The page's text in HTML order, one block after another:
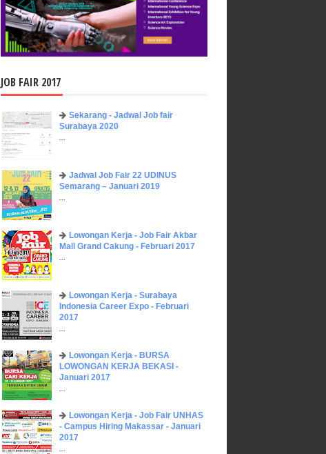
JOB FAIR 2017
Sekarang - Jadwal Job fair
Surabaya 2020
...
Jadwal Job Fair 22 UDINUS
Semarang – Januari 2019
...
Lowongan Kerja - Job Fair ​Akbar ​
Mall Grand Cakung - Februari 2017
...
Lowongan Kerja - Surabaya
Indonesia Career Expo - Februari
2017
...
Lowongan Kerja - BURSA
LOWONGAN KERJA BEKASI -
Januari 2017
...
Lowongan Kerja - Job Fair UNHAS
- Campus Hiring Makassar - Januari
2017
...